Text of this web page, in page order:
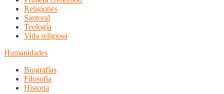
Religiones
Santoral
Teología
Vida religiosa
Humanidades
Biografías
Filosofía
Historia